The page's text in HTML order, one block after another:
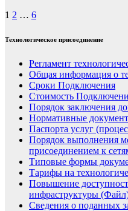
Навигация
по
1 2 … 6
Технологическое присоединение
Регламент
Общая информация о
Сроки Подключения
Стоимость
Порядок заключения
Нормативные
Паспорта услуг
Порядок выполнения
присоединением к
Типовые формы
Тарифы на
Повышение
инфраструктуры
Сведения о поданных